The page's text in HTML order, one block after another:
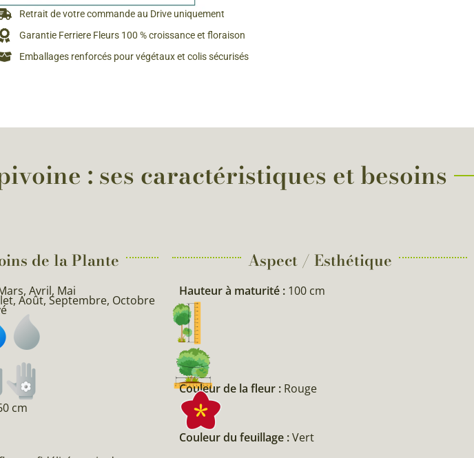
Semences & Graines Spéciales Fraîcheur
d’Antan
Bulbes de fleurs de A à Z
Retrait de votre commande au Drive uniquement
Garantie Ferriere Fleurs 100 % croissance et floraison
Emballages renforcés pour végétaux et colis sécurisés
: ses caractéristiques et besoins
de la Plante​
Avril, Mai
Août, Septembre, Octobre
cm
Aspect / Esthétique
Hauteur à maturité : 100 cm
Couleur de la fleur : Rouge
Couleur du feuillage :Vert